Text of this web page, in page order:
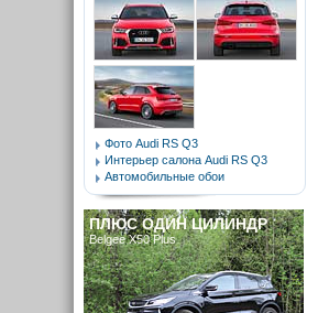
Фото Audi RS Q3
Интерьер салона Audi RS Q3
Автомобильные обои
ПЛЮС ОДИН ЦИЛИНДР
Belgee X50 Plus